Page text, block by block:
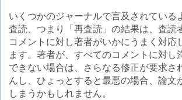
いくつかのジャーナルで言及されている
査読、つまり「再査読」の結果は、査読
コメントに対し著者がいかにうまく対応
ます。著者が、すべてのコメントに対し
できない場合は、さらなる修正が要求さ
んし、ひょっとすると最悪の場合、論文
しまうかもしれません。